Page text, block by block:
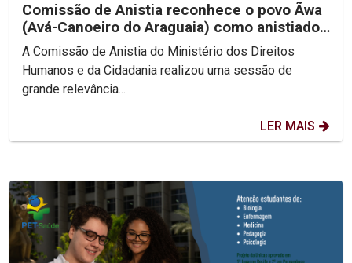
Comissão de Anistia reconhece o povo Ãwa
(Avá-Canoeiro do Araguaia) como anistiado
político coletivo
A Comissão de Anistia do Ministério dos Direitos
Humanos e da Cidadania realizou uma sessão de
grande relevância...
LER MAIS